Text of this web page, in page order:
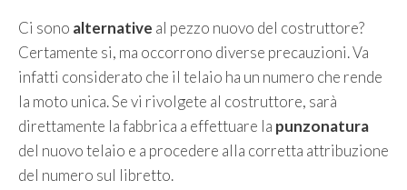
Ci sono alternative al pezzo nuovo del costruttore?
Certamente si, ma occorrono diverse precauzioni. Va
infatti considerato che il telaio ha un numero che rende
la moto unica. Se vi rivolgete al costruttore, sarà
direttamente la fabbrica a effettuare la punzonatura
del nuovo telaio e a procedere alla corretta attribuzione
del numero sul libretto.